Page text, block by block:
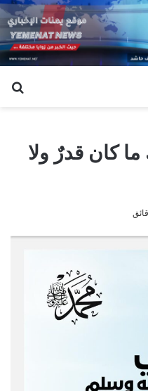
كان قدرٌ ولا